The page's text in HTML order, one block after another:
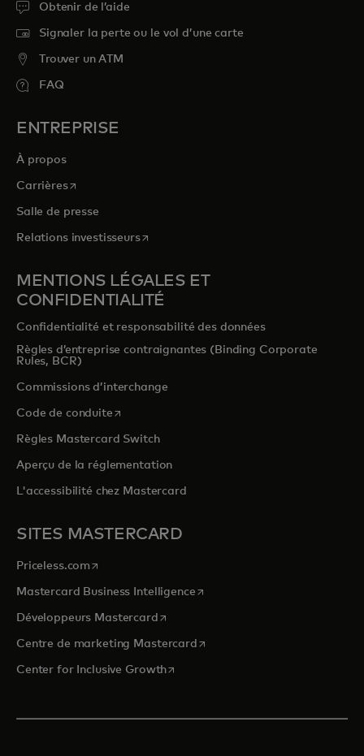
Obtenir de l’aide
Signaler la perte ou le vol d’une carte
Trouver un ATM
FAQ
ENTREPRISE
À propos
Carrièress’ouvre dans un nouvel onglet
Salle de presse
Relations investisseurss’ouvre dans un nouvel onglet
MENTIONS LÉGALES ET
CONFIDENTIALITÉ
Confidentialité et responsabilité des données
Règles d’entreprise contraignantes (Binding Corporate
Rules, BCR)
Commissions d’interchange
Code de conduites’ouvre dans un nouvel onglet
Règles Mastercard Switch
Aperçu de la réglementation
L'accessibilité chez Mastercard
SITES MASTERCARD
Priceless.com s’ouvre dans un nouvel onglet
Mastercard Business Intelligences’ouvre dans un nouvel onglet
Développeurs Mastercards’ouvre dans un nouvel onglet
Centre de marketing Mastercards’ouvre dans un nouvel onglet
Center for Inclusive Growths’ouvre dans un nouvel onglet